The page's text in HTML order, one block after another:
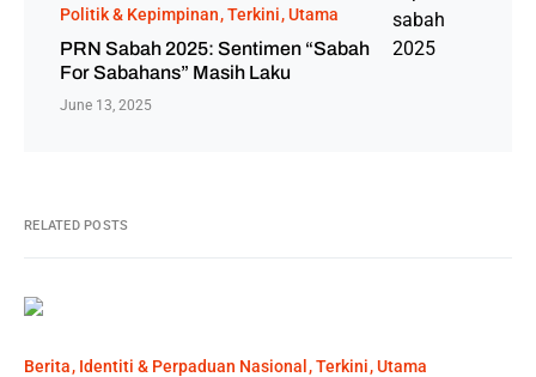
Politik & Kepimpinan Terkini Utama
PRN Sabah 2025: Sentimen “Sabah
For Sabahans” Masih Laku
June 13, 2025
RELATED POSTS
Berita Identiti & Perpaduan Nasional Terkini Utama